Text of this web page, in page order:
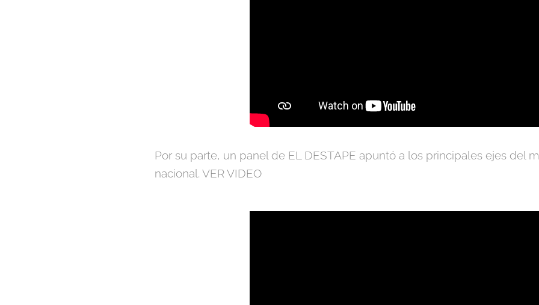
Por su parte, un panel de EL DESTAPE apuntó a los principales ejes del
nacional. VER VIDEO